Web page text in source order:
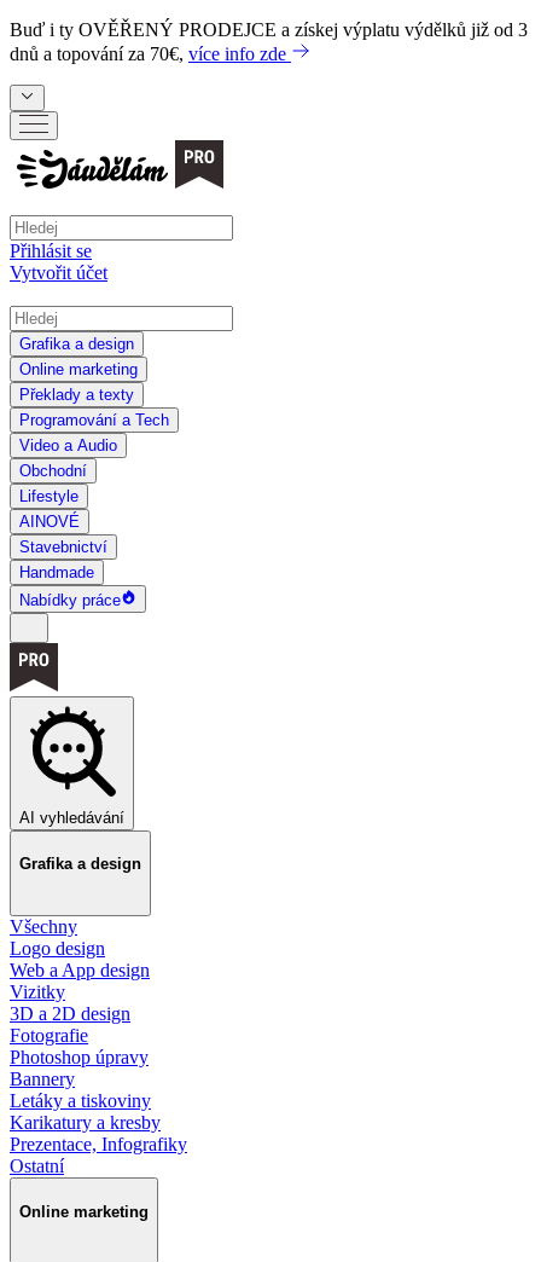
Buď i ty OVĚŘENÝ PRODEJCE a získej výplatu výdělků již od 3
dnů a topování za 70€, více info zde
Přihlásit se
Vytvořit účet
Grafika a design
Online marketing
Překlady a texty
Programování a Tech
Video a Audio
Obchodní
Lifestyle
AI NOVÉ
Stavebnictví
Handmade
Nabídky práce
AI vyhledávání
Grafika a design
Všechny
Logo design
Web a App design
Vizitky
3D a 2D design
Fotografie
Photoshop úpravy
Bannery
Letáky a tiskoviny
Karikatury a kresby
Prezentace, Infografiky
Ostatní
Online marketing